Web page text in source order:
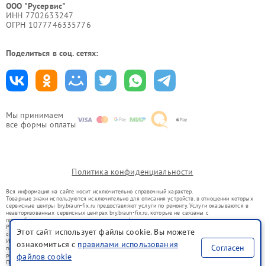
Мы принимаем
все формы оплаты
ООО "Русервис"
ИНН 7702633247
ОГРН 1077746335776
Поделиться в соц. сетях:
Политика конфиденциальности
Вся информация на сайте носит исключительно справочный характер.
Товарные знаки используются исключительно для описания устройств, в отношении которых
сервисные центры bry.braun-fix.ru предоставляют услуги по ремонту. Услуги оказываются в
неавторизованных сервисных центрах bry.braun-fix.ru, которые не связаны с
правообладателями товарных знаков или их официальными представителями.
Ремонт осуществляется для устройств, уже введенных в гражданский оборот в соответствии
со статьей 1487 ГК РФ.
Использование товарных знаков не преследует цели индивидуализации услуг или введения
потребителей в заблуждение, а служит для информирования о предоставляемых услугах по
ремонту техники указанных брендов.
Представленная на сайте информация не является публичной офертой, определяемой
Этот сайт использует файлы cookie. Вы можете
ознакомиться с правилами использования
файлов cookie
Согласен